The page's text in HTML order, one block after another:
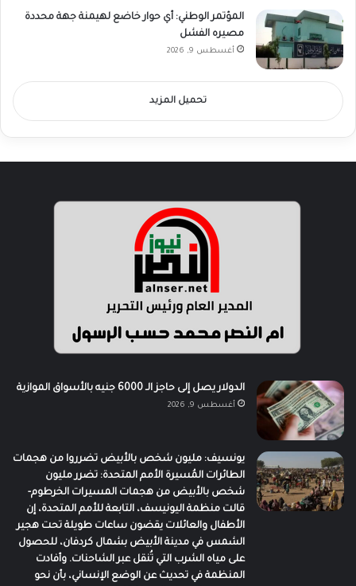
المؤتمر الوطني: أي حوار خاضع لهيمنة جهة محددة
مصيره الفشل
أغسطس 9, 2026
تحميل المزيد
الدولار يصل إلى حاجز الـ 6000 جنيه بالأسواق الموازية
أغسطس 9, 2026
يونسيف: مليون شخص بالأبيض تضرروا من هجمات
الطائرات المُسيرة الأمم المتحدة: تضرر مليون
شخص بالأبيض من هجمات المسيرات الخرطوم-
قالت منظمة اليونيسف، التابعة للأمم المتحدة، إن
الأطفال والعائلات يقضون ساعات طويلة تحت هجير
الشمس في مدينة الأبيض بشمال كردفان، للحصول
على مياه الشرب التي تُنقل عبر الشاحنات. وأفادت
المنظمة في تحديث عن الوضع الإنساني، بأن نحو